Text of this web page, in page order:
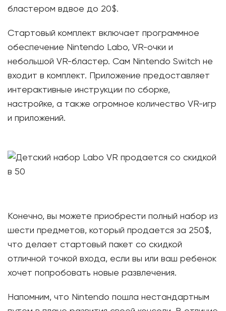
бластером вдвое до 20$.
Стартовый комплект включает программное
обеспечение Nintendo Labo, VR-очки и
небольшой VR-бластер. Сам Nintendo Switch не
входит в комплект. Приложение предоставляет
интерактивные инструкции по сборке,
настройке, а также огромное количество VR-игр
и приложений.
Конечно, вы можете приобрести полный набор из
шести предметов, который продается за 250$,
что делает стартовый пакет со скидкой
отличной точкой входа, если вы или ваш ребенок
хочет попробовать новые развлечения.
Напомним, что Nintendo пошла нестандартным